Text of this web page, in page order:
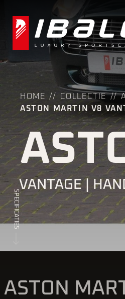
HOME COLLECTIE
ASTON MARTIN V8
VANTAGE |
SPECIFICATIES
ASTON